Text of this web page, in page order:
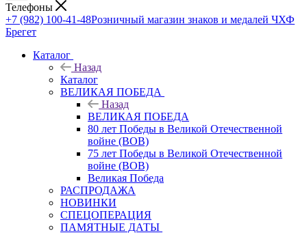
Телефоны
+7 (982) 100-41-48Розничный магазин знаков и медалей ЧХФ
Брегет
Каталог
Назад
Каталог
ВЕЛИКАЯ ПОБЕДА
Назад
ВЕЛИКАЯ ПОБЕДА
80 лет Победы в Великой Отечественной
войне (ВОВ)
75 лет Победы в Великой Отечественной
войне (ВОВ)
Великая Победа
РАСПРОДАЖА
НОВИНКИ
СПЕЦОПЕРАЦИЯ
ПАМЯТНЫЕ ДАТЫ